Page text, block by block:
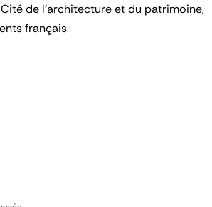
de l’architecture et du patrimoine,
français